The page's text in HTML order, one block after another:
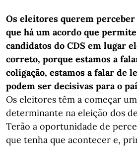
Os eleitores querem perceber
que há um acordo que
candidatos do CDS em lugar
correto, porque estamos a
coligação, estamos a falar de
podem ser decisivas para o
Os eleitores têm a começar
determinante na eleição dos
Terão a oportunidade de
que tenha que acontecer e,